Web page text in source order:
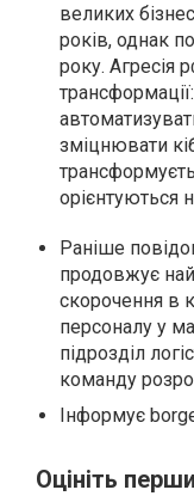
великих
років, однак
року. Агресія
зміцнювати
орієнтуються
Раніше
продовжує
скорочення в
персоналу у
підрозділ
команду
Інформує
Оцініть